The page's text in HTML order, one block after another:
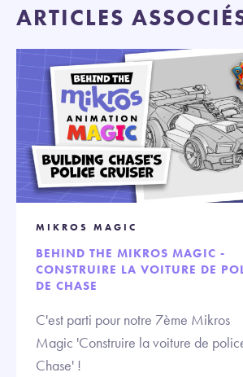
ARTICLES
MIKROS MAGIC
BEHIND THE MIKROS MAGIC -
CONSTRUIRE LA VOITURE DE
DE CHASE
C'est parti pour notre 7ème Mikros
Magic 'Construire la voiture de
Chase' !